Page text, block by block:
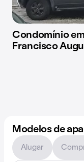
Condomínio em
Francisco
Modelos de
Alugar